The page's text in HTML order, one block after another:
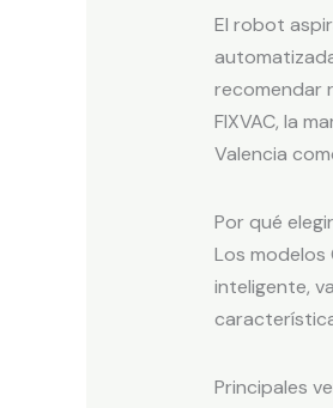
El robot
recomendar
FIXVAC, la
Valencia
Por qué
Los
inteligente,
Principales